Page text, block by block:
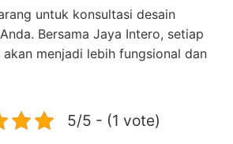
untuk konsultasi desain
Bersama Jaya Intero, setiap
menjadi lebih fungsional dan
5/5 - (1 vote)